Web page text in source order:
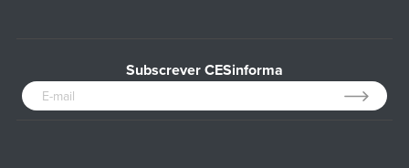
Subscrever CESinforma